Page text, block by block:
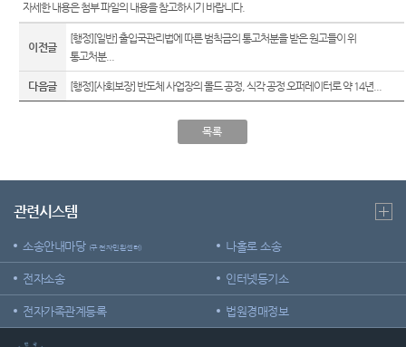
찾아오
시는길
보안검
색
재판기
록열람
복사예
약
자세한 내용은 첨부 파일의 내용을 참고하시기 바랍니다.
이전글
[행정][일반] 출입국관리법에 따른 범칙금의 통고처분을 받은 원고들이 위
통고처분...
다음글 [행정][사회보장] 반도체 사업장의 몰드 공정, 식각 공정 오퍼레이터로 약 14년...
목록
관련시스템
소송안내마당 (구 전자민원센터) 나홀로 소송
전자소송 인터넷등기소
전자가족관계등록 법원경매정보